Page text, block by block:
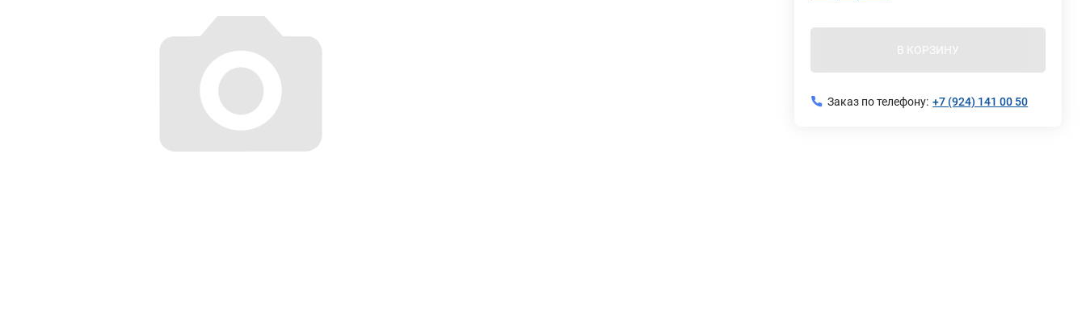
В КОРЗИНУ
Заказ по телефону: +7 (924) 141 00 50